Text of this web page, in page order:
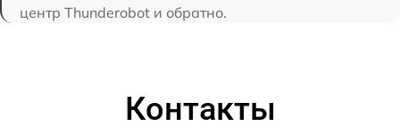
центр Thunderobot и обратно.
Контакты